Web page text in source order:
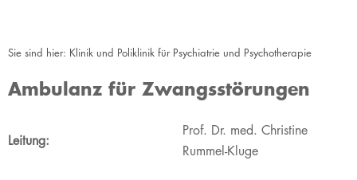
Sie sind hier: Klinik und Poliklinik für Psychiatrie und Psychotherapie
Ambulanz für Zwangsstörungen
​​​​​​​​​​​​​Leitung:
​Prof. Dr. med. Christine
Rummel-Kluge